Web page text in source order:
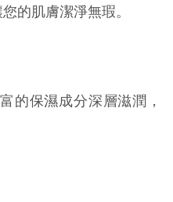
的肌膚潔淨無瑕。
的保濕成分深層滋潤，